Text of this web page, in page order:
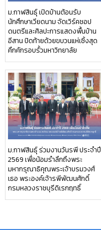
ม.กาฬสินธุ์ เปิดบ้านต้อนรับ
นักศึกษาเวียดนาม จัดเวิร์คชอป
ดนตรีและศิลปะการแสดงพื้นบ้าน
อีสาน ปิดท้ายด้วยขบวนแห่เซิ้งสุด
คึกคักรอบรั้วมหาวิทยาลัย
ม.กาฬสินธุ์ ร่วมงานวันรพี ประจำปี
2569 เพื่อน้อมรำลึกถึงพระ
มหากรุณาธิคุณพระเจ้าบรมวงศ์
เธอ พระองค์เจ้ารพีพัฒนศักดิ์
กรมหลวงราชบุรีดิเรกฤทธิ์